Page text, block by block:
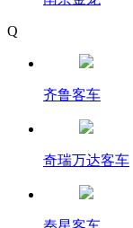
Q
齐鲁客车
奇瑞万达客车